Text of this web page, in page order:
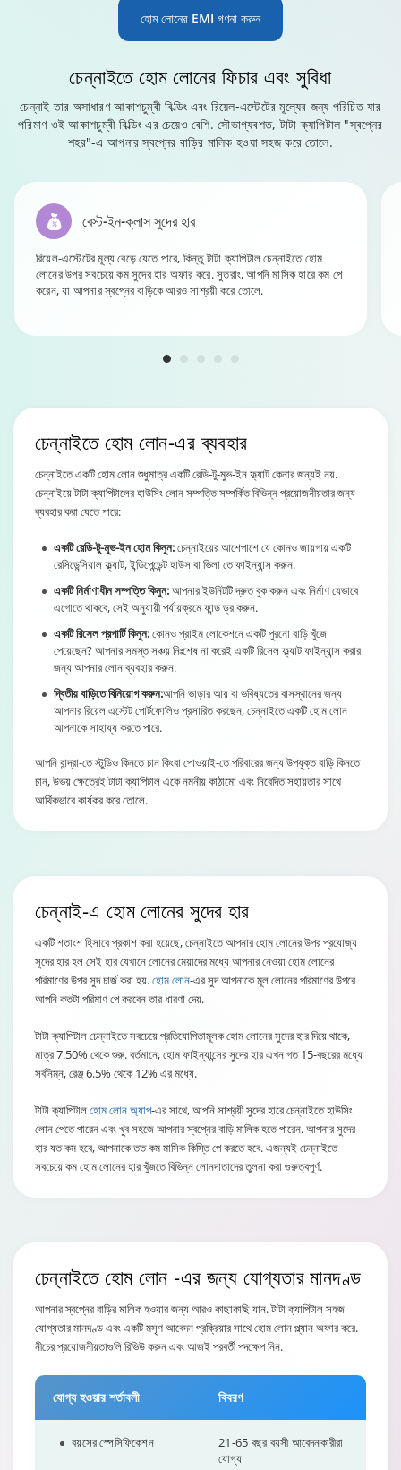
হোম লোনের EMI গণনা করুন
চেন্নাইতেহোম লোনের ফিচার এবং সুবিধা
চেন্নাই তার অসাধারণ আকাশচুম্বী বিল্ডিং এবং রিয়েল-এস্টেটের মূল্যের জন্য পরিচিত যার
পরিমাণ ওই আকাশচুম্বী বিল্ডিং এর চেয়েও বেশি. সৌভাগ্যবশত, টাটা ক্যাপিটাল "স্বপ্নের
শহর"-এ আপনার স্বপ্নের বাড়ির মালিক হওয়া সহজ করে তোলে.
বেস্ট-ইন-ক্লাস সুদের হার
রিয়েল-এস্টেটের মূল্য বেড়ে যেতে পারে, কিন্তু টাটা ক্যাপিটাল চেন্নাইতে হোম
লোনের উপর সবচেয়ে কম সুদের হার অফার করে. সুতরাং, আপনি মাসিক হারে কম পে
করেন, যা আপনার স্বপ্নের বাড়িকে আরও সাশ্রয়ী করে তোলে.
চেন্নাইতে হোম লোন-এর ব্যবহার
চেন্নাইতে একটি হোম লোন শুধুমাত্র একটি রেডি-টু-মুভ-ইন ফ্ল্যাট কেনার জন্যই নয়.
চেন্নাইয়ে টাটা ক্যাপিটালের হাউসিং লোন সম্পত্তি সম্পর্কিত বিভিন্ন প্রয়োজনীয়তার জন্য
ব্যবহার করা যেতে পারে:
একটি রেডি-টু-মুভ-ইন হোম কিনুন:চেন্নাইয়ের আশেপাশে যে কোনও জায়গায় একটি
রেসিডেন্সিয়াল ফ্ল্যাট, ইন্ডিপেন্ডেন্ট হাউস বা ভিলা তে ফাইন্যান্স করুন.
একটি নির্মাণাধীন সম্পত্তি কিনুন:আপনার ইউনিটটি দ্রুত বুক করুন এবং নির্মাণ যেভাবে
এগোতে থাকবে, সেই অনুযায়ী পর্যায়ক্রমে ফান্ড ড্র করুন.
একটি রিসেল প্রপার্টি কিনুন:কোনও প্রাইম লোকেশনে একটি পুরনো বাড়ি খুঁজে
পেয়েছেন? আপনার সমস্ত সঞ্চয় নিঃশেষ না করেই একটি রিসেল ফ্ল্যাট ফাইন্যান্স করার
জন্য আপনার লোন ব্যবহার করুন.
দ্বিতীয় বাড়িতে বিনিয়োগ করুন:আপনি ভাড়ার আয় বা ভবিষ্যতের বাসস্থানের জন্য
আপনার রিয়েল এস্টেট পোর্টফোলিও প্রসারিত করছেন, চেন্নাইতে একটি হোম লোন
আপনাকে সাহায্য করতে পারে.
আপনি বান্দ্রা-তে স্টুডিও কিনতে চান কিংবা পোওয়াই-তে পরিবারের জন্য উপযুক্ত বাড়ি কিনতে
চান, উভয় ক্ষেত্রেই টাটা ক্যাপিটাল একে নমনীয় কাঠামো এবং নিবেদিত সহায়তার সাথে
আর্থিকভাবে কার্যকর করে তোলে.
চেন্নাই-এ হোম লোনের সুদের হার
একটি শতাংশ হিসাবে প্রকাশ করা হয়েছে, চেন্নাইতে আপনার হোম লোনের উপর প্রযোজ্য
সুদের হার হল সেই হার যেখানে লোনের মেয়াদের মধ্যে আপনার নেওয়া হোম লোনের
পরিমাণের উপর সুদ চার্জ করা হয়.হোম লোন-এর সুদ আপনাকে মূল লোনের পরিমাণের উপরে
আপনি কতটা পরিমাণ পে করবেন তার ধারণা দেয়.
টাটা ক্যাপিটাল চেন্নাইতে সবচেয়ে প্রতিযোগিতামূলক হোম লোনের সুদের হার দিয়ে থাকে,
মাত্র 7.50% থেকে শুরু. বর্তমানে, হোম ফাইন্যান্সের সুদের হার এখন গত 15-বছরের মধ্যে
সর্বনিম্ন, রেঞ্জ 6.5% থেকে 12% এর মধ্যে.
টাটা ক্যাপিটালহোম লোন অ্যাপ-এর সাথে, আপনি সাশ্রয়ী সুদের হারে চেন্নাইতে হাউসিং
লোন পেতে পারেন এবং খুব সহজে আপনার স্বপ্নের বাড়ি মালিক হতে পারেন. আপনার সুদের
হার যত কম হবে, আপনাকে তত কম মাসিক কিস্তি পে করতে হবে. এজন্যই চেন্নাইতে
সবচেয়ে কম হোম লোনের হার খুঁজতে বিভিন্ন লোনদাতাদের তুলনা করা গুরুত্বপূর্ণ.
চেন্নাইতে হোম লোন-এর জন্য যোগ্যতার মানদণ্ড
আপনার স্বপ্নের বাড়ির মালিক হওয়ার জন্য আরও কাছাকাছি যান. টাটা ক্যাপিটাল সহজ
যোগ্যতার মানদণ্ড এবং একটি মসৃণ আবেদন প্রক্রিয়ার সাথে হোম লোন প্ল্যান অফার করে.
নীচের প্রয়োজনীয়তাগুলি রিভিউ করুন এবং আজই পরবর্তী পদক্ষেপ নিন.
যোগ্য হওয়ার শর্তাবলী বিবরণ
বয়সের স্পেসিফিকেশন
21-65 বছর বয়সী আবেদনকারীরা
যোগ্য